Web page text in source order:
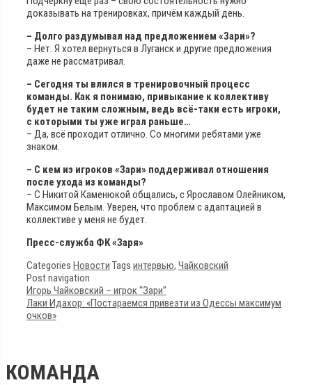
доказывать на тренировках, причём каждый день.
– Долго раздумывал над предложением «Зари»?
– Нет. Я хотел вернуться в Луганск и другие предложения
даже не рассматривал.
– Сегодня ты влился в тренировочный процесс
команды. Как я понимаю, привыкание к коллективу
будет не таким сложным, ведь всё-таки есть игроки,
с которыми ты уже играл раньше…
– Да, всё проходит отлично. Со многими ребятами уже
знаком.
– С кем из игроков «Зари» поддерживал отношения
после ухода из команды?
– С Никитой Каменюкой общались, с Ярославом Олейником,
Максимом Белым. Уверен, что проблем с адаптацией в
коллективе у меня не будет.
Пресс-служба ФК «Заря»
Categories Новости Tags интервью, Чайковский
Post navigation
Игорь Чайковский – игрок “Зари”
Лаки Идахор: «Постараемся привезти из Одессы максимум
очков»
КОМАНДА